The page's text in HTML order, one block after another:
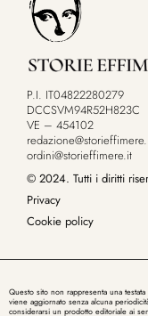
P.I. IT04822280279
DCCSVM94R52H823C
VE – 454102
ordini@storieffimere.it
© 2024. Tutti i diritti
Privacy
Cookie policy
Questo sito non rappresenta una
viene aggiornato senza alcuna
considerarsi un prodotto editoriale ai